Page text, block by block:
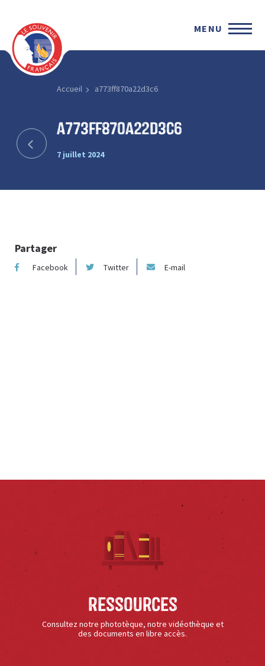
MENU
Accueil a773ff870a22d3c6
a773ff870a22d3c6
7 juillet 2024
Partager
Facebook Twitter E-mail
Ressources
Consultez notre phototèque, notre vidéothèque et
des documents en libre accès.